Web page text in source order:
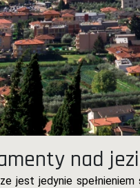
nad
jest jedynie